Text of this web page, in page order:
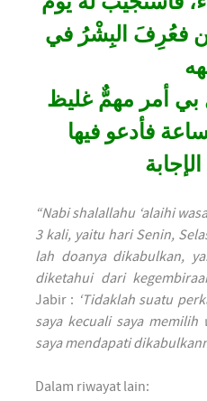
فعُرِفَ البِشْرُ في
بي أمر مهمٌّ غليظ
فأدعو فيها
“Nabi shalallahu ‘alaihi
3 kali, yaitu hari Senin,
lah doanya dikabulkan,
diketahui dari
Jabir : ‘Tidaklah suatu
saya kecuali saya
saya mendapati
Dalam riwayat lain: